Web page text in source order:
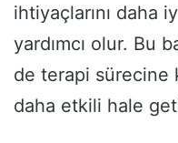
ihtiyaçlarını daha
yardımcı olur. Bu
de terapi sürecine
daha etkili hale